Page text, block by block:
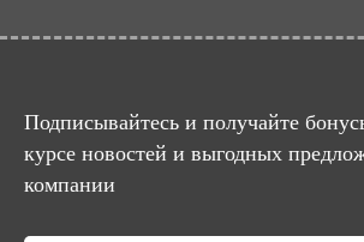
Подписывайтесь и получайте
курсе новостей и выгодных
компании